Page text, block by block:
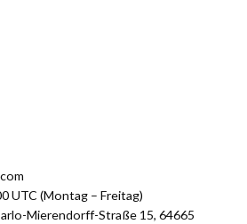
UTC (Montag – Freitag)
Mierendorff-Straße 15, 64665